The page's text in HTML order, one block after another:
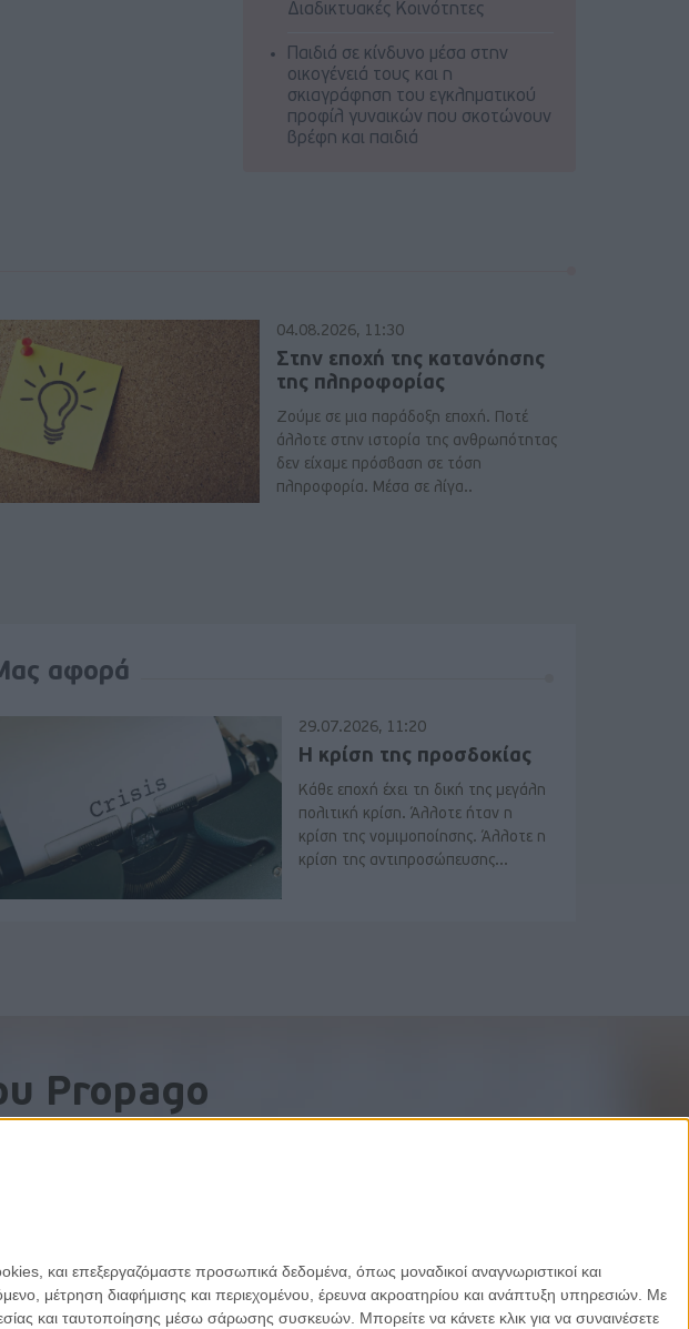
και επεξεργαζόμαστε προσωπικά δεδομένα, όπως μοναδικοί αναγνωριστικοί και
μέτρηση διαφήμισης και περιεχομένου, έρευνα ακροατηρίου και ανάπτυξη υπηρεσιών. Με
και ταυτοποίησης μέσω σάρωσης συσκευών. Μπορείτε να κάνετε κλικ για να συναινέσετε
Διαδικτυακές Κοινότητες
Παιδιά σε κίνδυνο μέσα στην
οικογένειά τους και η
σκιαγράφηση του εγκληματικού
προφίλ γυναικών που σκοτώνουν
βρέφη και παιδιά
04.08.2026, 11:30
Στην εποχή της κατανόησης
της πληροφορίας
Ζούμε σε μια παράδοξη εποχή. Ποτέ
άλλοτε στην ιστορία της ανθρωπότητας
δεν είχαμε πρόσβαση σε τόση
πληροφορία. Μέσα σε λίγα..
αφορά
29.07.2026, 11:20
Η κρίση της προσδοκίας
Κάθε εποχή έχει τη δική της μεγάλη
πολιτική κρίση. Άλλοτε ήταν η
κρίση της νομιμοποίησης. Άλλοτε η
κρίση της αντιπροσώπευσης...
Propago
στο email σας